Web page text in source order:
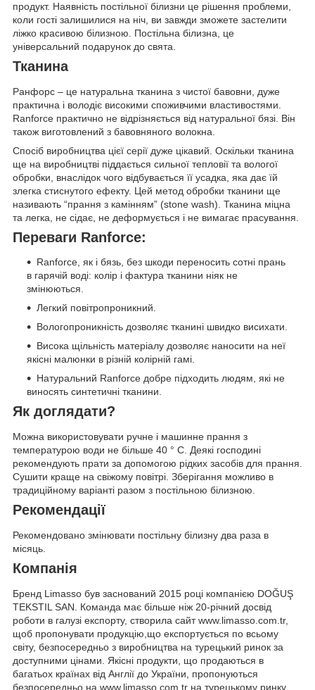
продукт. Наявність постільної білизни це рішення проблеми,
коли гості залишилися на ніч, ви завжди зможете застелити
ліжко красивою білизною. Постільна білизна, це
універсальний подарунок до свята.
Тканина
Ранфорс – це натуральна тканина з чистої бавовни, дуже
практична і володіє високими споживчими властивостями.
Ranforce практично не відрізняється від натуральної бязі. Він
також виготовлений з бавовняного волокна.
Спосіб виробництва цієї серії дуже цікавий. Оскільки тканина
ще на виробництві піддається сильної тепловії та вологої
обробки, внаслідок чого відбувається її усадка, яка дає їй
злегка стиснутого ефекту. Цей метод обробки тканини ще
називають “прання з камінням” (stone wash). Тканина міцна
та легка, не сідає, не деформується і не вимагає прасування.
Переваги Ranforce:
Ranforce, як і бязь, без шкоди переносить сотні прань
в гарячій воді: колір і фактура тканини ніяк не
змінюються.
Легкий повітропроникний.
Вологопроникність дозволяє тканині швидко висихати.
Висока щільність матеріалу дозволяє наносити на неї
якісні малюнки в різній колірній гамі.
Натуральний Ranforce добре підходить людям, які не
виносять синтетичні тканини.
Як доглядати?
Можна використовувати ручне і машинне прання з
температурою води не більше 40 ° C. Деякі господині
рекомендують прати за допомогою рідких засобів для прання.
Сушити краще на свіжому повітрі. Зберігання можливо в
традиційному варіанті разом з постільною білизною.
Рекомендації
Рекомендовано змінювати постільну білизну два раза в
місяць.
Компанія
Бренд Limasso був заснований 2015 році компанією DOĞUŞ
TEKSTIL SAN. Команда має більше ніж 20-річний досвід
роботи в галузі експорту, створила сайт www.limasso.com.tr,
щоб пропонувати продукцію,що експортується по всьому
світу, безпосередньо з виробництва на турецький ринок за
доступними цінами. Якісні продукти, що продаються в
багатьох країнах від Англії до України, пропонуються
безпосередньо на www.limasso.com.tr на турецькому ринку